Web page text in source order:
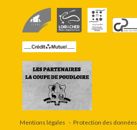
Mentions légales Protection des données